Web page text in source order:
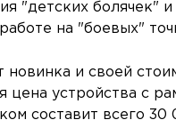
"детских болячек"
на "боевых"
новинка и своей
цена устройства с
составит всего 30